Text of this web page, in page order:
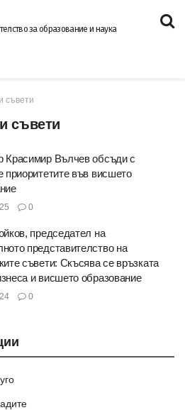
за образование и наука
съвети
съвети
Красимир Вълчев обсъди с
приоритетите във висшето
0
председател на
представителство на
съвети: Скъсява се връзката
и висшето образование
0